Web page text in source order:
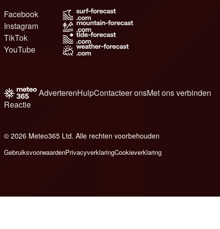
Facebook
Instagram
TikTok
YouTube
AdverterenHulpContacteer onsMet ons verbinden
Reactie
© 2026 Meteo365 Ltd. Alle rechten voorbehouden
GebruiksvoorwaardenPrivacyverklaringCookieverklaring